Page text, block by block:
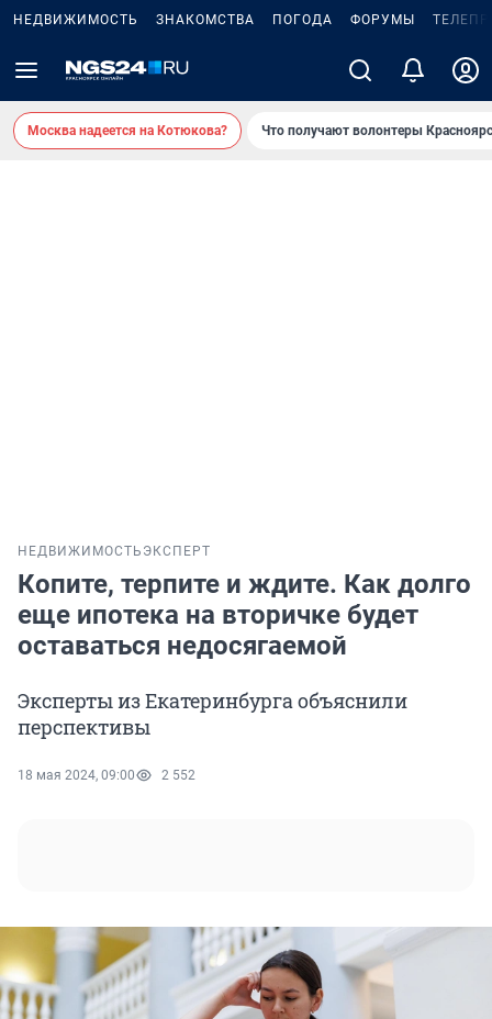
НЕДВИЖИМОСТЬ ЗНАКОМСТВА ПОГОДА ФОРУМЫ
Москва надеется на Котюкова? Что получают волонтеры
НЕДВИЖИМОСТЬ ЭКСПЕРТ
Копите, терпите и ждите. Как долго
еще ипотека на вторичке будет
оставаться недосягаемой
Эксперты из Екатеринбурга объяснили
перспективы
18 мая 2024, 09:00 2 552